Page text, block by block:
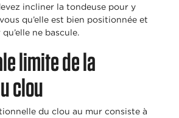
incliner la tondeuse pour y
qu’elle est bien positionnée et
ne bascule.
limite de la
clou
du clou au mur consiste à